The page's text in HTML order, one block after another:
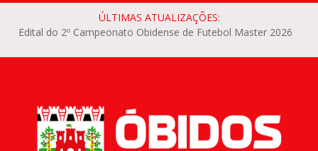
ÚLTIMAS ATUALIZAÇÕES:
Edital do 2º Campeonato Obidense de Futebol Master 2026